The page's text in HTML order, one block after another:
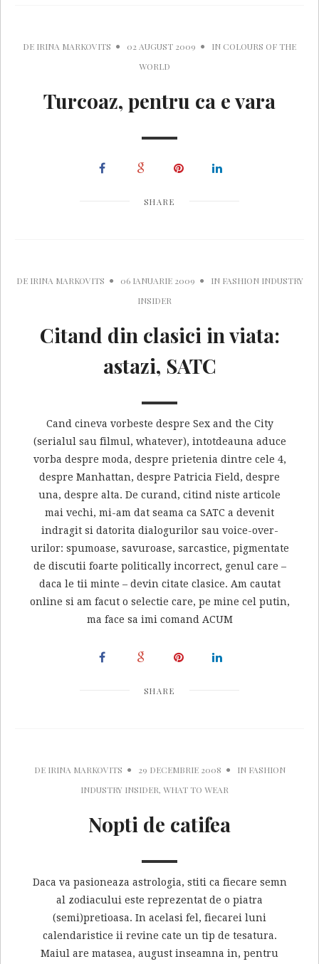
DE IRINA MARKOVITS 02 AUGUST 2009 IN COLOURS OF THE
WORLD
Turcoaz, pentru ca e vara
SHARE
DE IRINA MARKOVITS 06 IANUARIE 2009 IN FASHION INDUSTRY
INSIDER
Citand din clasici in viata:
astazi, SATC
Cand cineva vorbeste despre Sex and the City
(serialul sau filmul, whatever), intotdeauna aduce
vorba despre moda, despre prietenia dintre cele 4,
despre Manhattan, despre Patricia Field, despre
una, despre alta. De curand, citind niste articole
mai vechi, mi-am dat seama ca SATC a devenit
indragit si datorita dialogurilor sau voice-over-
urilor: spumoase, savuroase, sarcastice, pigmentate
de discutii foarte politically incorrect, genul care –
daca le tii minte – devin citate clasice. Am cautat
online si am facut o selectie care, pe mine cel putin,
ma face sa imi comand ACUM
SHARE
DE IRINA MARKOVITS 29 DECEMBRIE 2008 IN FASHION
INDUSTRY INSIDER, WHAT TO WEAR
Nopti de catifea
Daca va pasioneaza astrologia, stiti ca fiecare semn
al zodiacului este reprezentat de o piatra
(semi)pretioasa. In acelasi fel, fiecarei luni
calendaristice ii revine cate un tip de tesatura.
Maiul are matasea, august inseamna in, pentru